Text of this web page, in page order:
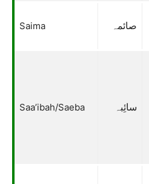
Saima صائمہ
Saa’ibah/Saeba سائِبہ